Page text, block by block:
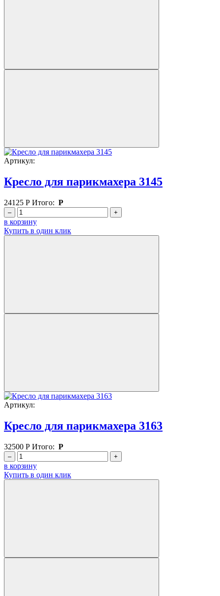
Артикул:
Кресло для парикмахера 3145
24125 Р Итого: Р
– +
в корзину
Купить в один клик
Артикул:
Кресло для парикмахера 3163
32500 Р Итого: Р
– +
в корзину
Купить в один клик